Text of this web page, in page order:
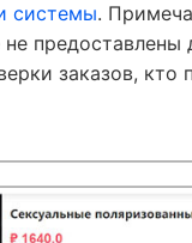
системы.
заказов,